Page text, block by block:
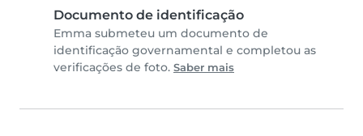
Documento de identificação
Emma submeteu um documento de
identificação governamental e completou as
verificações de foto. Saber mais